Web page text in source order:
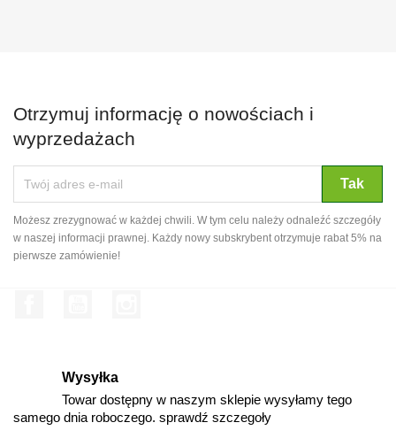
Otrzymuj informację o nowościach i
wyprzedażach
Możesz zrezygnować w każdej chwili. W tym celu należy odnaleźć szczegóły
w naszej informacji prawnej. Każdy nowy subskrybent otrzymuje rabat 5% na
pierwsze zamówienie!
Wysyłka
Towar dostępny w naszym sklepie wysyłamy tego
samego dnia roboczego. sprawdź szczegoły